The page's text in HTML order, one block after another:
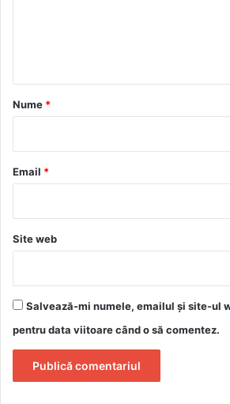
r
*
Nume *
Email *
Site web
Salvează-mi numele, emailul și site-ul
pentru data viitoare când o să comentez.